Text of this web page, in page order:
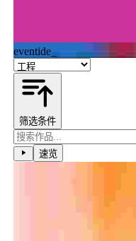
eventide_
筛选条件
速览